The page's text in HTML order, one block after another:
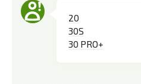
20
30S
30 PRO+